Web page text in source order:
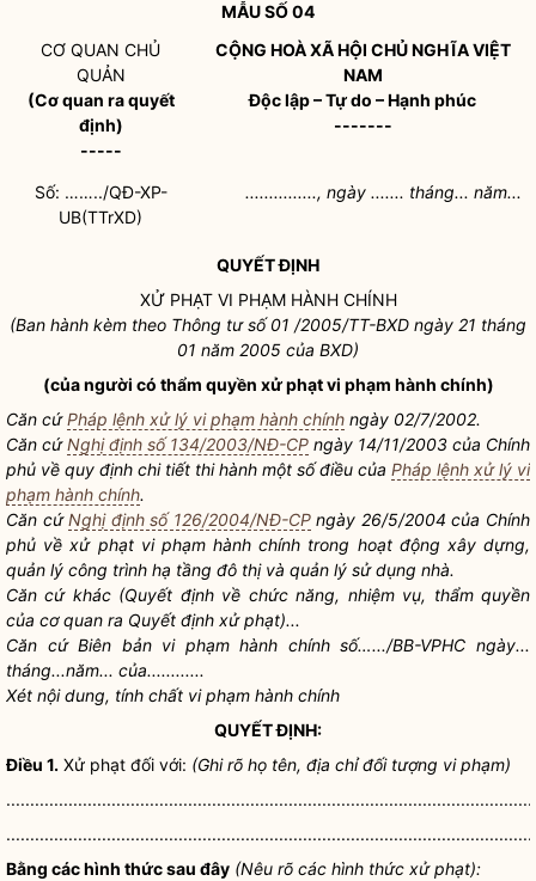
MẪU SỐ 04
CƠ QUAN CHỦ
QUẢN
(Cơ quan ra quyết
định)
-----
CỘNG HOÀ XÃ HỘI CHỦ NGHĨA VIỆT
NAM
Độc lập – Tự do – Hạnh phúc
-------
Số: ……../QĐ-XP-
UB(TTrXD)
..............., ngày ....... tháng... năm...
QUYẾT ĐỊNH
XỬ PHẠT VI PHẠM HÀNH CHÍNH
(Ban hành kèm theo Thông tư số 01 /2005/TT-BXD ngày 21 tháng
01 năm 2005 của BXD)
(của người có thẩm quyền xử phạt vi phạm hành chính)
Căn cứPháp lệnh xử lý vi phạm hành chính ngày 02/7/2002.
Căn cứNghị định số 134/2003/NĐ-CP ngày 14/11/2003 của Chính
phủ về quy định chi tiết thi hành một số điều của Pháp lệnh xử lý vi
phạm hành chính.
Căn cứNghị định số 126/2004/NĐ-CPngày 26/5/2004 của Chính
phủ về xử phạt vi phạm hành chính trong hoạt động xây dựng,
quản lý công trình hạ tầng đô thị và quản lý sử dụng nhà.
Căn cứ khác (Quyết định về chức năng, nhiệm vụ, thẩm quyền
của cơ quan ra Quyết định xử phạt)...
Căn cứ Biên bản vi phạm hành chính số….../BB-VPHC ngày...
tháng...năm... của............
Xét nội dung, tính chất vi phạm hành chính
QUYẾT ĐỊNH:
Điều 1. Xử phạt đối với: (Ghi rõ họ tên, địa chỉđối tượng vi phạm)
Bằng các hình thức sau đây (Nêu rõ các hình thức xử phạt):